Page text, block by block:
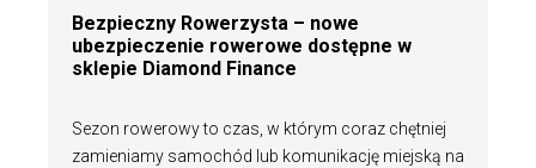
Bezpieczny Rowerzysta – nowe
ubezpieczenie rowerowe dostępne w
sklepie Diamond Finance
Sezon rowerowy to czas, w którym coraz chętniej
zamieniamy samochód lub komunikację miejską na